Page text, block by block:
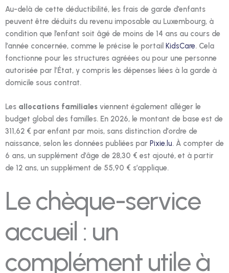
Au-delà de cette déductibilité, les frais de garde d’enfants
peuvent être déduits du revenu imposable au Luxembourg, à
condition que l’enfant soit âgé de moins de 14 ans au cours de
l’année concernée, comme le précise le portail KidsCare. Cela
fonctionne pour les structures agréées ou pour une personne
autorisée par l’État, y compris les dépenses liées à la garde à
domicile sous contrat.
Les allocations familiales viennent également alléger le
budget global des familles. En 2026, le montant de base est de
311,62 € par enfant par mois, sans distinction d’ordre de
naissance, selon les données publiées par Pixie.lu. À compter de
6 ans, un supplément d’âge de 28,30 € est ajouté, et à partir
de 12 ans, un supplément de 55,90 € s’applique.
Le chèque-service
accueil : un
complément utile à